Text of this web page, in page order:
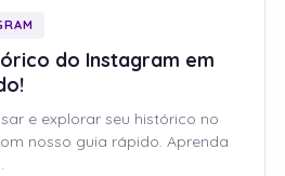
do Instagram em
e explorar seu histórico no
nosso guia rápido. Aprenda